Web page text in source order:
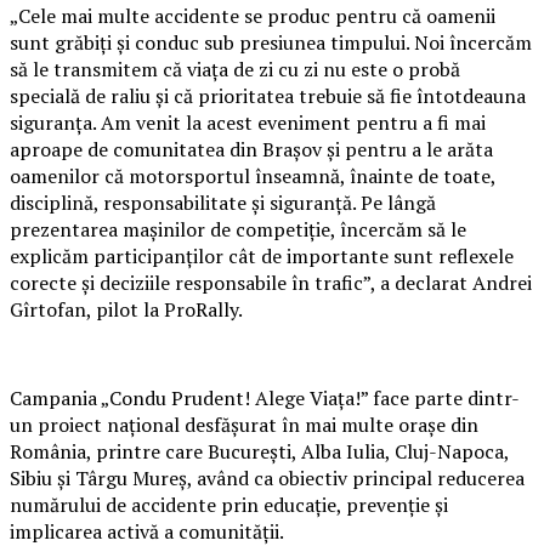
„Cele mai multe accidente se produc pentru că oamenii
sunt grăbiți și conduc sub presiunea timpului. Noi încercăm
să le transmitem că viața de zi cu zi nu este o probă
specială de raliu și că prioritatea trebuie să fie întotdeauna
siguranța. Am venit la acest eveniment pentru a fi mai
aproape de comunitatea din Brașov și pentru a le arăta
oamenilor că motorsportul înseamnă, înainte de toate,
disciplină, responsabilitate și siguranță. Pe lângă
prezentarea mașinilor de competiție, încercăm să le
explicăm participanților cât de importante sunt reflexele
corecte și deciziile responsabile în trafic”, a declarat Andrei
Gîrtofan, pilot la ProRally.
Campania „Condu Prudent! Alege Viața!” face parte dintr-
un proiect național desfășurat în mai multe orașe din
România, printre care București, Alba Iulia, Cluj-Napoca,
Sibiu și Târgu Mureș, având ca obiectiv principal reducerea
numărului de accidente prin educație, prevenție și
implicarea activă a comunității.